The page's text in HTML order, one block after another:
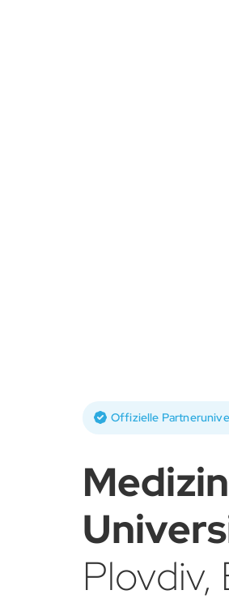
Offizielle
Plovdiv,